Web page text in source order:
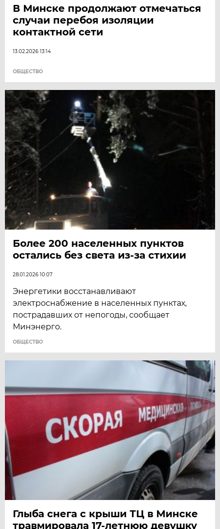
В Минске продолжают отмечаться
случаи перебоя изоляции
контактной сети
13.02.2026 13:14
ОБЩЕСТВО
Более 200 населенных пунктов
остались без света из-за стихии
28.01.2026 10:07
Энергетики восстанавливают
электроснабжение в населенных пунктах,
пострадавших от непогоды, сообщает
Минэнерго.
ОБЩЕСТВО
Глыба снега с крыши ТЦ в Минске
травмировала 17-летнюю девушку